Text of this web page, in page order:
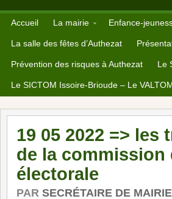
Accueil La mairie Enfance-
La salle des fêtes d’Authezat
Prévention des risques à Authezat Le
Le SICTOM Issoire-Brioude – Le
19 05 2022 =>
de la
électorale
PAR SECRÉTAIRE DE MAIRIE